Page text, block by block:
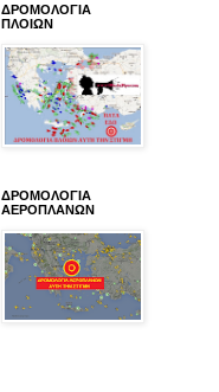
ΔΡΟΜΟΛΟΓΙΑ
ΠΛΟΙΩΝ
ΔΡΟΜΟΛΟΓΙΑ
ΑΕΡΟΠΛΑΝΩΝ